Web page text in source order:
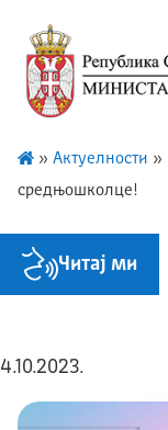
» Актуелности »
средњошколце!
Читај ми
4.10.2023.